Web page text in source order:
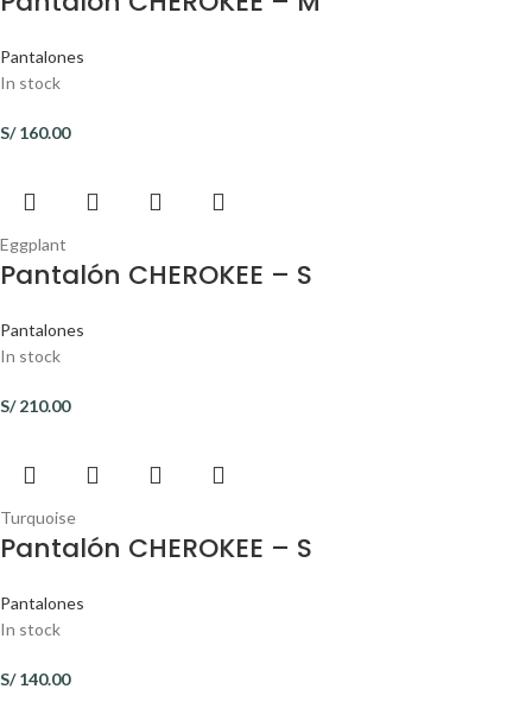
Pantalones
In stock
S/160.00
Eggplant
Pantalón CHEROKEE – S
Pantalones
In stock
S/210.00
Turquoise
Pantalón CHEROKEE – S
Pantalones
In stock
S/140.00